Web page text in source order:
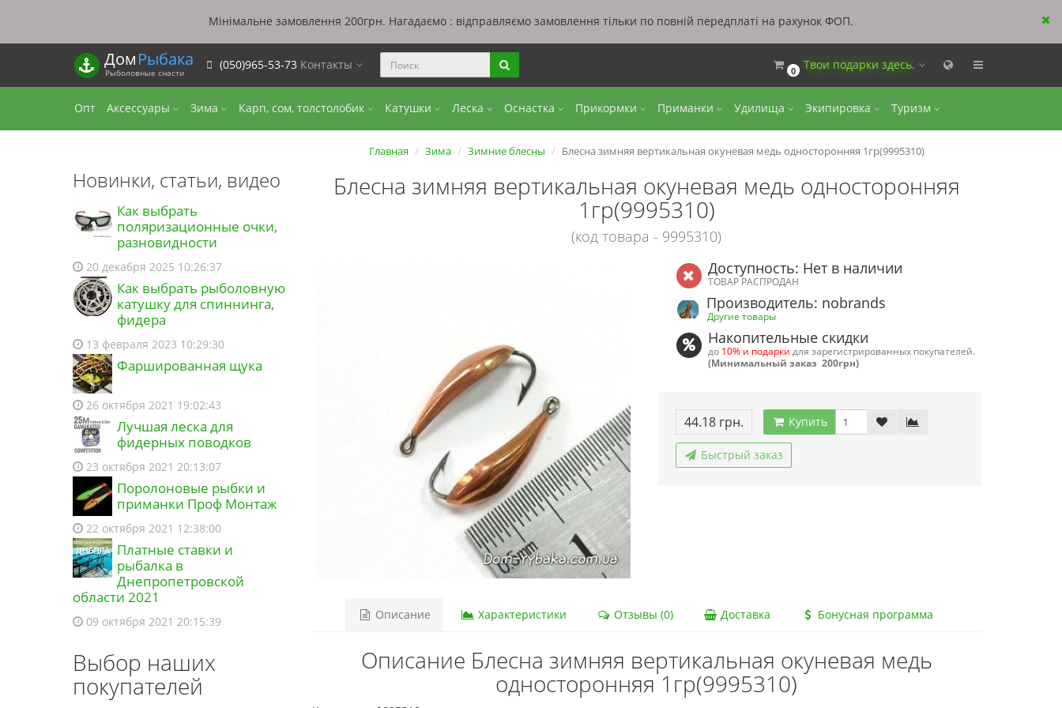
Мінімальне замовлення 200грн. Нагадаємо : відправляємо замовлення тільки по повній передплаті на рахунок ФОП.
ДомРыбака
Рыболовные снасти
(050)965-53-73 Контакты 0 Твои подарки здесь.
Опт Аксессуары Зима Карп, сом, толстолобик Катушки Леска Оснастка Прикормки Приманки Удилища Экипировка Туризм
Новинки, статьи, видео
Как выбрать
поляризационные очки,
разновидности
20 декабря 2025 10:26:37
Как выбрать рыболовную
катушку для спиннинга,
фидера
13 февраля 2023 10:29:30
Фаршированная щука
26 октября 2021 19:02:43
Лучшая леска для
фидерных поводков
23 октября 2021 20:13:07
Поролоновые рыбки и
приманки Проф Монтаж
22 октября 2021 12:38:00
Платные ставки и
рыбалка в
Днепропетровской
области 2021
09 октября 2021 20:15:39
Выбор наших
покупателей
Главная Зима Зимние блесны Блесна зимняя вертикальная окуневая медь односторонняя 1гр(9995310)
Блесна зимняя вертикальная окуневая медь односторонняя
1гр(9995310)
(код товара - 9995310)
Доступность: Нет в наличии
ТОВАР РАСПРОДАН
Производитель: nobrands
Другие товары
Накопительные скидки
до 10% и подарки для зарегистрированных покупателей.
(Минимальный заказ 200грн)
44.18 грн. Купить
Быстрый заказ
Описание Характеристики Отзывы (0) Доставка Бонусная программа
Описание Блесна зимняя вертикальная окуневая медь
односторонняя 1гр(9995310)